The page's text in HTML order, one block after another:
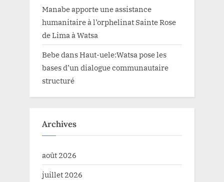
Manabe apporte une assistance
humanitaire à l’orphelinat Sainte Rose
de Lima à Watsa
BebedansHaut-uele:Watsa pose les
bases d’un dialogue communautaire
structuré
Archives
août 2026
juillet 2026